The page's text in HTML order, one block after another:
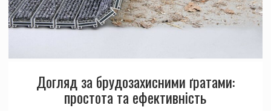
Догляд за брудозахисними ґратами:
простота та ефективність